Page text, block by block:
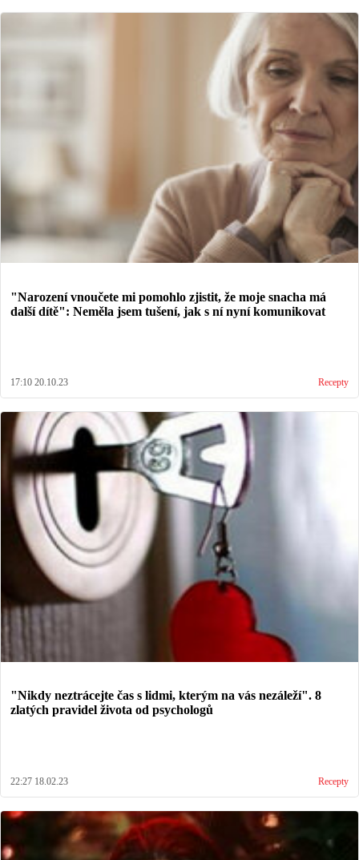
"Narození vnoučete mi pomohlo zjistit, že moje snacha má
další dítě": Neměla jsem tušení, jak s ní nyní komunikovat
17:10 20.10.23 Recepty
"Nikdy neztrácejte čas s lidmi, kterým na vás nezáleží". 8
zlatých pravidel života od psychologů
22:27 18.02.23 Recepty